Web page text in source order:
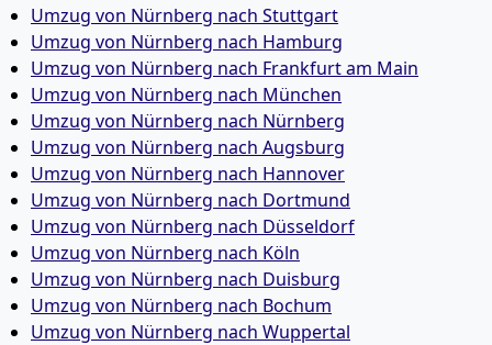
Umzug von Nürnberg nach Stuttgart
Umzug von Nürnberg nach Hamburg
Umzug von Nürnberg nach Frankfurt am Main
Umzug von Nürnberg nach München
Umzug von Nürnberg nach Nürnberg
Umzug von Nürnberg nach Augsburg
Umzug von Nürnberg nach Hannover
Umzug von Nürnberg nach Dortmund
Umzug von Nürnberg nach Düsseldorf
Umzug von Nürnberg nach Köln
Umzug von Nürnberg nach Duisburg
Umzug von Nürnberg nach Bochum
Umzug von Nürnberg nach Wuppertal